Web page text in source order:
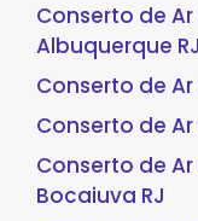
Conserto de
Albuquerque RJ
Conserto de
Conserto de
Conserto de
Bocaiuva RJ